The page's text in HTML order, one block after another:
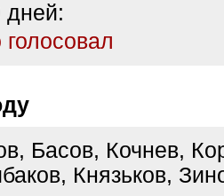
дней:
голосовал
Басов, Кочнев,
Князьков,